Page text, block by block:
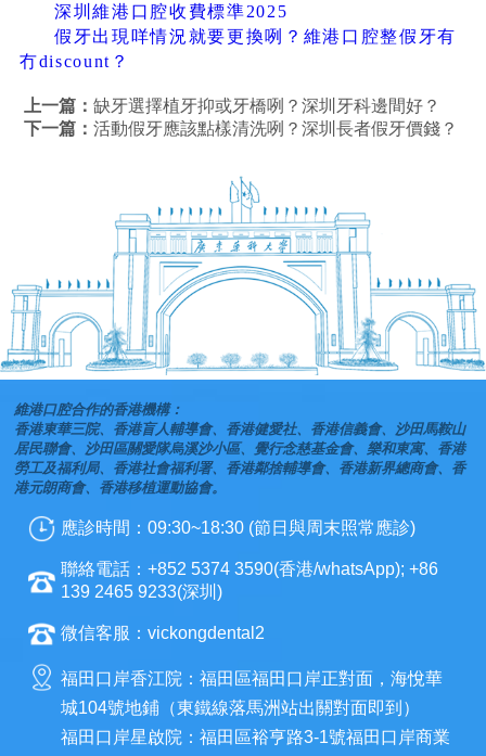
深圳維港口腔收費標準2025
假牙出現咩情況就要更換咧？維港口腔整假牙有
冇discount？
上一篇：缺牙選擇植牙抑或牙橋咧？深圳牙科邊間好？
下一篇：活動假牙應該點樣清洗咧？深圳長者假牙價錢？
維港口腔合作的香港機構：
香港東華三院、香港盲人輔導會、香港健愛社、香港信義會、沙田馬鞍山
居民聯會、沙田區關愛隊烏溪沙小區、覺行念慈基金會、樂和東寓、香港
勞工及福利局、香港社會福利署、香港鄰捨輔導會、香港新界總商會、香
港元朗商會、香港移植運動協會。
應診時間：09:30~18:30 (節日與周末照常應診)
聯絡電話：+852 5374 3590(香港/whatsApp); +86
139 2465 9233(深圳)
微信客服：vickongdental2
福田口岸香江院：福田區福田口岸正對面，海悅華
城104號地鋪（東鐵線落馬洲站出關對面即到）
福田口岸星啟院：福田區裕亨路3-1號福田口岸商業